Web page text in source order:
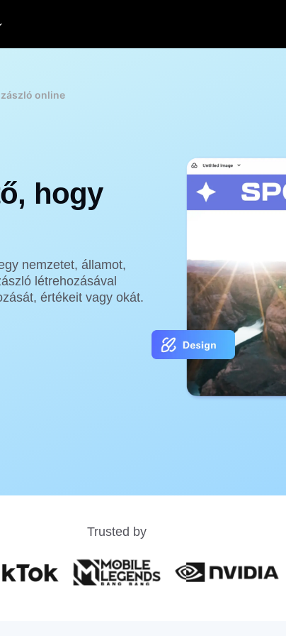
online
hogy
nemzetet, államot,
létrehozásával
értékeit vagy okát.
Trusted by